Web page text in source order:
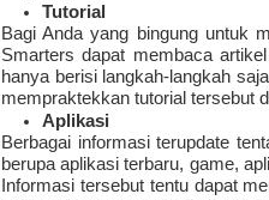
Tutorial
Bagi Anda yang bingung untuk
Smarters dapat membaca
hanya berisi langkah-langkah
mempraktekkan tutorial tersebut
Aplikasi
Berbagai informasi terupdate
berupa aplikasi terbaru, game,
Informasi tersebut tentu dapat